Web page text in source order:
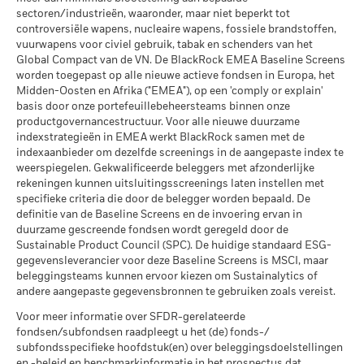
Totaalrendement
26,4
Index (%) EUR 26,0
In het verleden behaalde resultaten zijn geen richtlijn voor
toekomstige resultaten en dienen niet als enige criterium te
worden genomen bij de selectie van een product. De
rendementsgegevens zijn gebaseerd op de
nettovermogenswaarde (NVW) van het ETF, die mogelijk niet
gelijk is aan de marktprijs van het ETF. Individuele
aandeelhouders kunnen opbrengsten boeken die verschillen
van het rendement van de NVW.
De getoonde cijfers hebben betrekking op de prestaties in het
verleden.In het verleden behaalde resultaten vormen geen
betrouwbare indicator voor toekomstige resultaten. Markten
kunnen zich in de toekomst heel anders ontwikkelen. Het kan
De resultaten worden weergegeven op basis van een netto-
inventariswaarde (NIW), en de bruto-inkomsten worden waar
Max. uitgeleend (% van AUM)
Onderpand (% van lening)
De bovenstaande tabel geeft de beschikbare Securities
Lending gegevens weer.
De informatie in de tabel “Samenvatting Leningen” wordt niet
weergegeven voor fondsen die korter dan 12 maanden
gebruik hebben gemaakt van securities lending. De
weergegeven cijfers hebben betrekking op resultaten in het
verleden. In het verleden behaalde resultaten zijn geen
betrouwbare indicator voor toekomstige resultaten. Het beleid
van BlackRock is om rendementsgegevens openbaar te
maken met een vertraging van één maand. Dit betekent dat
het rendement van 01/01/2019 tot 31/12/2019 openbaar
kan worden gemaakt vanaf 01/02/2020.
Het maximale uitgeleende percentage kan in de loop der tijd
stijgen of dalen.
Gunstig
Wat u kunt terugkrijgen na aftrek van
Gemiddeld rendement per jaar
Het stressscenario laat zien wat u zou kunnen terugkrijgen in
extreme marktomstandigheden.
MSCI Gewogen Gemiddelde
Koolstofintensiteit (ton CO2-
eq/$ miljoen OMZET)
per 17/jul/2026
MSCI Impliciete
Temperatuurstijging (0-3,0+
°C)
per 17/jul/2026
> 2,0 - 2,5 °C
MSCI ESG % Dekking
per 17/jul/2026
99,97
MSCI ESG-kwaliteitsscore –
Percentiel peer
per 17/jul/2026
Fondsen in peergroup
per 17/jul/2026
1.316
MSCI Gewogen Gemiddelde
per 17/jul/2026
99,00
MSCI Impliciete
98,58
sectoren/industrieën, waaronder, maar niet beperkt tot
controversiële wapens, nucleaire wapens, fossiele brandstoffen,
vuurwapens voor civiel gebruik, tabak en schenders van het
Global Compact van de VN. De BlackRock EMEA Baseline Screens
worden toegepast op alle nieuwe actieve fondsen in Europa, het
Midden-Oosten en Afrika ("EMEA"), op een 'comply or explain'
basis door onze portefeuillebeheersteams binnen onze
productgovernancestructuur. Voor alle nieuwe duurzame
indexstrategieën in EMEA werkt BlackRock samen met de
indexaanbieder om dezelfde screenings in de aangepaste index te
weerspiegelen. Gekwalificeerde beleggers met afzonderlijke
rekeningen kunnen uitsluitingsscreenings laten instellen met
specifieke criteria die door de belegger worden bepaald. De
definitie van de Baseline Screens en de invoering ervan in
duurzame gescreende fondsen wordt geregeld door de
Sustainable Product Council (SPC). De huidige standaard ESG-
gegevensleverancier voor deze Baseline Screens is MSCI, maar
beleggingsteams kunnen ervoor kiezen om Sustainalytics of
andere aangepaste gegevensbronnen te gebruiken zoals vereist.
Voor meer informatie over SFDR-gerelateerde
fondsen/subfondsen raadpleegt u het (de) fonds-/
subfondsspecifieke hoofdstuk(en) over beleggingsdoelstellingen